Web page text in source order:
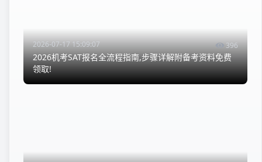
2026-07-17 15:09:07 396
2026机考SAT报名全流程指南,步骤详解附备考资料免费
领取!